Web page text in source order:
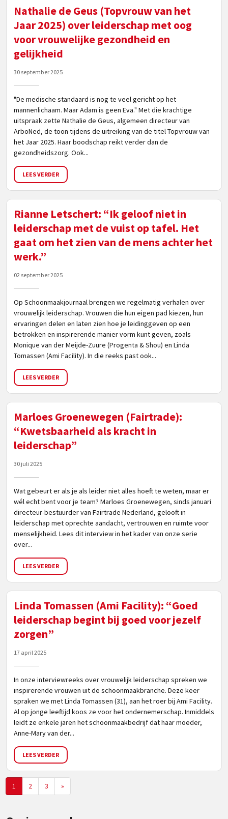
Nathalie de Geus (Topvrouw van het
Jaar 2025) over leiderschap met oog
voor vrouwelijke gezondheid en
gelijkheid
30 september 2025
"De medische standaard is nog te veel gericht op het
mannenlichaam. Maar Adam is geen Eva." Met die krachtige
uitspraak zette Nathalie de Geus, algemeen directeur van
ArboNed, de toon tijdens de uitreiking van de titel Topvrouw van
het Jaar 2025. Haar boodschap reikt verder dan de
gezondheidszorg. Ook...
LEES VERDER
Rianne Letschert: “Ik geloof niet in
leiderschap met de vuist op tafel. Het
gaat om het zien van de mens achter het
werk.”
02 september 2025
Op Schoonmaakjournaal brengen we regelmatig verhalen over
vrouwelijk leiderschap. Vrouwen die hun eigen pad kiezen, hun
ervaringen delen en laten zien hoe je leidinggeven op een
betrokken en inspirerende manier vorm kunt geven, zoals
Monique van der Meijde-Zuure (Progenta & Shou) en Linda
Tomassen (Ami Facility). In die reeks past ook...
LEES VERDER
Marloes Groenewegen (Fairtrade):
“Kwetsbaarheid als kracht in
leiderschap”
30 juli 2025
Wat gebeurt er als je als leider niet alles hoeft te weten, maar er
wél echt bent voor je team? Marloes Groenewegen, sinds januari
directeur-bestuurder van Fairtrade Nederland, gelooft in
leiderschap met oprechte aandacht, vertrouwen en ruimte voor
menselijkheid. Lees dit interview in het kader van onze serie
over...
LEES VERDER
Linda Tomassen (Ami Facility): “Goed
leiderschap begint bij goed voor jezelf
zorgen”
17 april 2025
In onze interviewreeks over vrouwelijk leiderschap spreken we
inspirerende vrouwen uit de schoonmaakbranche. Deze keer
spraken we met Linda Tomassen (31), aan het roer bij Ami Facility.
Al op jonge leeftijd koos ze voor het ondernemerschap. Inmiddels
leidt ze enkele jaren het schoonmaakbedrijf dat haar moeder,
Anne-Mary van der...
LEES VERDER
1 2 3 »